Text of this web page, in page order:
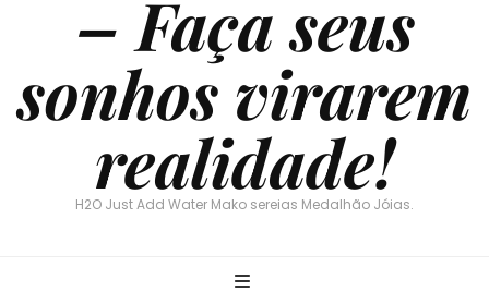
– Faça seus
sonhos virarem
realidade!
H2O Just Add Water Mako sereias Medalhão Jóias.